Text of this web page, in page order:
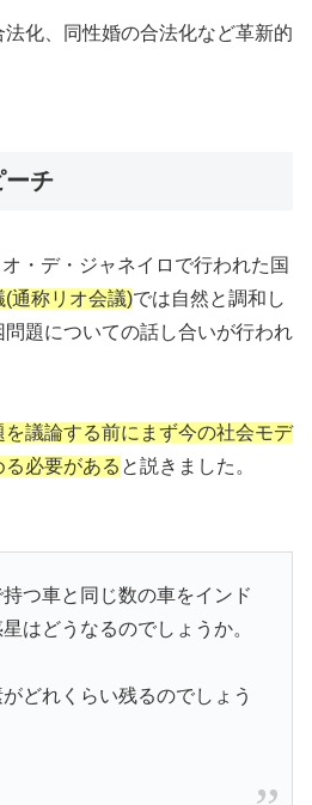
化、同性婚の合法化など革新的
ーチ
・デ・ジャネイロで行われた国
通称リオ会議)では自然と調和し
題についての話し合いが行われ
を議論する前にまず今の社会モデ
必要がある と説きました。
つ車と同じ数の車をインド
はどうなるのでしょうか。
どれくらい残るのでしょう